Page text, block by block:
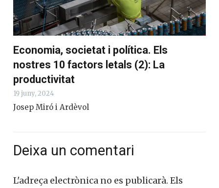
Economia, societat i política. Els
nostres 10 factors letals (2): La
productivitat
19 juny, 2024
Josep Miró i Ardèvol
Deixa un comentari
L'adreça electrònica no es publicarà. Els